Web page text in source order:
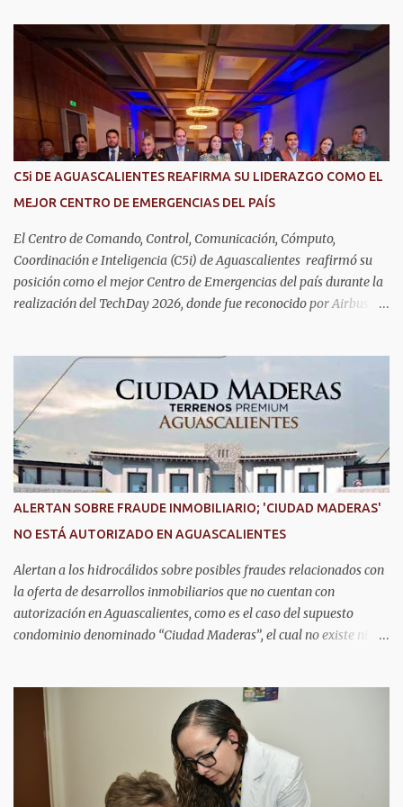
s
C5i DE AGUASCALIENTES REAFIRMA SU LIDERAZGO COMO EL
MEJOR CENTRO DE EMERGENCIAS DEL PAÍS
El Centro de Comando, Control, Comunicación, Cómputo,
Coordinación e Inteligencia (C5i) de Aguascalientes reafirmó su
posición como el mejor Centro de Emergencias del país durante la
realización del TechDay 2026, donde fue reconocido por Airbus
seguridad pública y la atención de emergencias. Este encuentro
reunió a autoridades, especialistas nacionales e internacionales y
representantes de instituciones de seguridad para intercambiar
conocimientos y conocer las tendencias más avanzadas en la
materia. La titular del C5i, Michelle Olmos Álvarez, señaló que este
reconocimiento es resultado de la capacidad operativa, la
infraestructura tecnológica de vanguardia y los modelos
innovadores de coordinación institucional que distinguen al C5i de
Aguascalientes, posicionándose como un referente nacional en
materia de atención de emergencias. "Bajo el liderazgo de la
goberna...
ALERTAN SOBRE FRAUDE INMOBILIARIO; 'CIUDAD MADERAS'
NO ESTÁ AUTORIZADO EN AGUASCALIENTES
Alertan a los hidrocálidos sobre posibles fraudes relacionados con
la oferta de desarrollos inmobiliarios que no cuentan con
autorización en Aguascalientes, como es el caso del supuesto
condominio denominado “Ciudad Maderas”, el cual no existe ni
Municipal. Explicó que dicho desarrollo corresponde a otro
estado, específicamente Jalisco, por lo que la promoción de
“terrenos en Aguascalientes” bajo ese nombre distorsiona la
información y puede inducir a error a las personas interesadas en
adquirir un inmueble. "Hay unos anuncios que anuncian